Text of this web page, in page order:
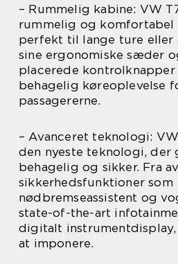
– Rummelig kabine: VW
rummelig og komfortabel
perfekt til lange ture eller
sine ergonomiske sæder
placerede
behagelig køreoplevelse
passagererne.
– Avanceret teknologi:
den nyeste teknologi, der
behagelig og sikker. Fra
sikkerhedsfunktioner som
nødbremseassistent og
state-of-the-art
digitalt
at imponere.